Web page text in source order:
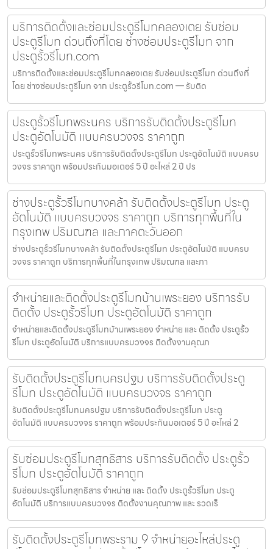
บริการติดตั้งและซ่อมประตูรีโมทคลองเตย รับซ่อม
ประตูรีโมท ด่วนถึงที่โดย ช่างซ่อมประตูรีโมท จาก
ประตูรั้วรีโมท.com
บริการติดตั้งและซ่อมประตูรีโมทคลองเตย รับซ่อมประตูรีโมท ด่วนถึงที่
โดย ช่างซ่อมประตูรีโมท จาก ประตูรั้วรีโมท.com — รับติด
ประตูรั้วรีโมทพระนคร บริการรับติดตั้งประตูรีโมท
ประตูอัตโนมัติ แบบครบวงจร ราคาถูก
ประตูรั้วรีโมทพระนคร บริการรับติดตั้งประตูรีโมท ประตูอัตโนมัติ แบบครบ
วงจร ราคาถูก พร้อมประกันมอเตอร์ 5 ปี อะไหล่ 2 ปี ปร
ช่างประตูรั้วรีโมทบางคล้า รับติดตั้งประตูรีโมท ประตู
อัตโนมัติ แบบครบวงจร ราคาถูก บริการทุกพื้นที่ใน
กรุงเทพ ปริมณฑล และภาคตะวันออก
ช่างประตูรั้วรีโมทบางคล้า รับติดตั้งประตูรีโมท ประตูอัตโนมัติ แบบครบ
วงจร ราคาถูก บริการทุกพื้นที่ในกรุงเทพ ปริมณฑล และภา
จำหน่ายและติดตั้งประตูรีโมทบ้านเพระยอง บริการรับ
ติดตั้ง ประตูรั้วรีโมท ประตูอัตโนมัติ ราคาถูก
จำหน่ายและติดตั้งประตูรีโมทบ้านเพระยอง จำหน่าย และ ติดตั้ง ประตูรั้ว
รีโมท ประตูอัตโนมัติ บริการแบบครบวงจร ติดตั้งงานคุณภ
รับติดตั้งประตูรีโมทนครปฐม บริการรับติดตั้งประตู
รีโมท ประตูอัตโนมัติ แบบครบวงจร ราคาถูก
รับติดตั้งประตูรีโมทนครปฐม บริการรับติดตั้งประตูรีโมท ประตู
อัตโนมัติ แบบครบวงจร ราคาถูก พร้อมประกันมอเตอร์ 5 ปี อะไหล่ 2
รับซ่อมประตูรีโมทสุทธิสาร บริการรับติดตั้ง ประตูรั้ว
รีโมท ประตูอัตโนมัติ ราคาถูก
รับซ่อมประตูรีโมทสุทธิสาร จำหน่าย และ ติดตั้ง ประตูรั้วรีโมท ประตู
อัตโนมัติ บริการแบบครบวงจร ติดตั้งงานคุณภาพ และ รวดเร็
รับติดตั้งประตูรีโมทพระราม 9 จำหน่ายอะไหล่ประตู